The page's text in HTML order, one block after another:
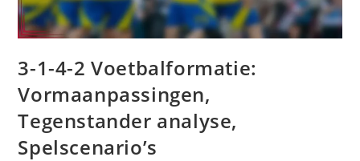
3-1-4-2 Voetbalformatie:
Vormaanpassingen,
Tegenstander analyse,
Spelscenario’s